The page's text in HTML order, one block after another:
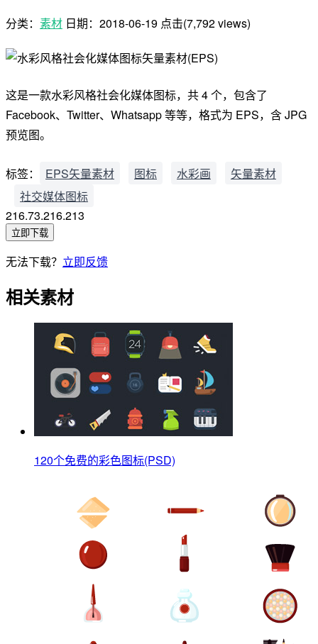
分类： 素材 日期： 2018-06-19 点击(7,792 views)
这是一款水彩风格社会化媒体图标，共 4 个，包含了
Facebook、Twitter、Whatsapp 等等，格式为 EPS，含 JPG
预览图。
标签： EPS矢量素材 图标 水彩画
矢量素材
社交媒体图标
216.73.216.213
立即下载
无法下载？ 立即反馈
相关素材
120个免费的彩色图标(PSD)